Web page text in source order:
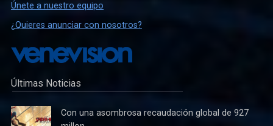
Únete a nuestro equipo
¿Quieres anunciar con nosotros?
Últimas Noticias
Con una asombrosa recaudación global de 927